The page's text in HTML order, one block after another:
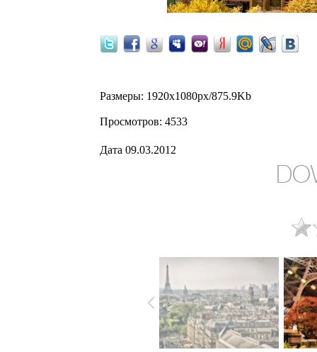
Размеры: 1920x1080px/875.9Kb
Просмотров: 4533
Дата 09.03.2012